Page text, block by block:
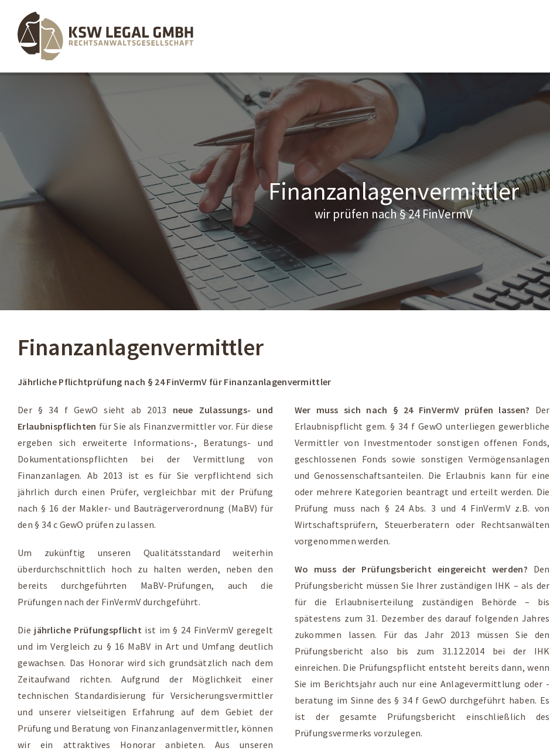
Finanzanlagen­vermittler
wir prüfen nach § 24 FinVermV
Finanzanlagen­vermittler
Jährliche Pflichtprüfung nach § 24 FinVermV für Finanzanlagenvermittler
Der § 34 f GewO sieht ab 2013 neue Zulassungs- und
Erlaubnispflichten für Sie als Finanzvermittler vor. Für diese
ergeben sich erweiterte Informations-, Beratungs- und
Dokumentationspflichten bei der Vermittlung von
Finanzanlagen. Ab 2013 ist es für Sie verpflichtend sich
jährlich durch einen Prüfer, vergleichbar mit der Prüfung
nach § 16 der Makler- und Bauträgerverordnung (MaBV) für
den § 34 c GewO prüfen zu lassen.
Um zukünftig unseren Qualitätsstandard weiterhin
überdurchschnittlich hoch zu halten werden, neben den
bereits durchgeführten MaBV-Prüfungen, auch die
Prüfungen nach der FinVermV durchgeführt.
Die jährliche Prüfungspflicht ist im § 24 FinVermV geregelt
und im Vergleich zu § 16 MaBV in Art und Umfang deutlich
gewachsen. Das Honorar wird sich grundsätzlich nach dem
Zeitaufwand richten. Aufgrund der Möglichkeit einer
technischen Standardisierung für Versicherungsvermittler
und unserer vielseitigen Erfahrung auf dem Gebiet der
Prüfung und Beratung von Finanzanlagenvermittler, können
wir ein attraktives Honorar anbieten. Aus unseren
Wer muss sich nach § 24 FinVermV prüfen lassen? Der
Erlaubnispflicht gem. § 34 f GewO unterliegen gewerbliche
Vermittler von Investmentoder sonstigen offenen Fonds,
geschlossenen Fonds sowie sonstigen Vermögensanlagen
und Genossenschaftsanteilen. Die Erlaubnis kann für eine
oder mehrere Kategorien beantragt und erteilt werden. Die
Prüfung muss nach § 24 Abs. 3 und 4 FinVermV z.B. von
Wirtschaftsprüfern, Steuerberatern oder Rechtsanwälten
vorgenommen werden.
Wo muss der Prüfungsbericht eingereicht werden? Den
Prüfungsbericht müssen Sie Ihrer zuständigen IHK – als der
für die Erlaubniserteilung zuständigen Behörde – bis
spätestens zum 31. Dezember des darauf folgenden Jahres
zukommen lassen. Für das Jahr 2013 müssen Sie den
Prüfungsbericht also bis zum 31.12.2014 bei der IHK
einreichen. Die Prüfungspflicht entsteht bereits dann, wenn
Sie im Berichtsjahr auch nur eine Anlagevermittlung oder -
beratung im Sinne des § 34 f GewO durchgeführt haben. Es
ist der gesamte Prüfungsbericht einschließlich des
Prüfungsvermerks vorzulegen.